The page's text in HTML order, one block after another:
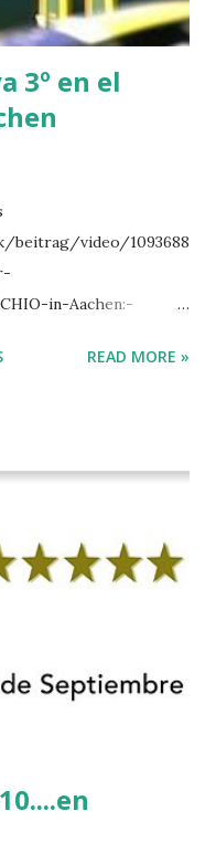
Triunfal... el ganador
3º en el
beitrag/video/1093688
in-Aachen:-
READ MORE »